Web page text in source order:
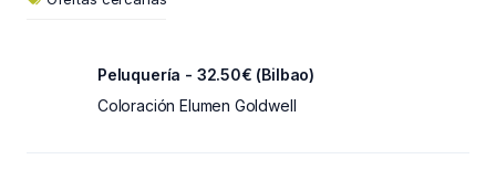
Peluquería - 32.50€ (Bilbao)
Coloración Elumen Goldwell